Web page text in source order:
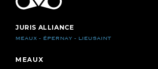
JURIS ALLIANCE
MEAUX - ÉPERNAY - LIEUSAINT
MEAUX